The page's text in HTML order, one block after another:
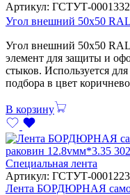
Артикул: ГСТУТ-
Угол внешний 50х50
Угол внешний 50х50
элемент для защиты и
стыков. Используется
подбора в цвет
В корзину
Специальная лента
Артикул: ГСТУТ-
Лента БОРДЮРНАЯ